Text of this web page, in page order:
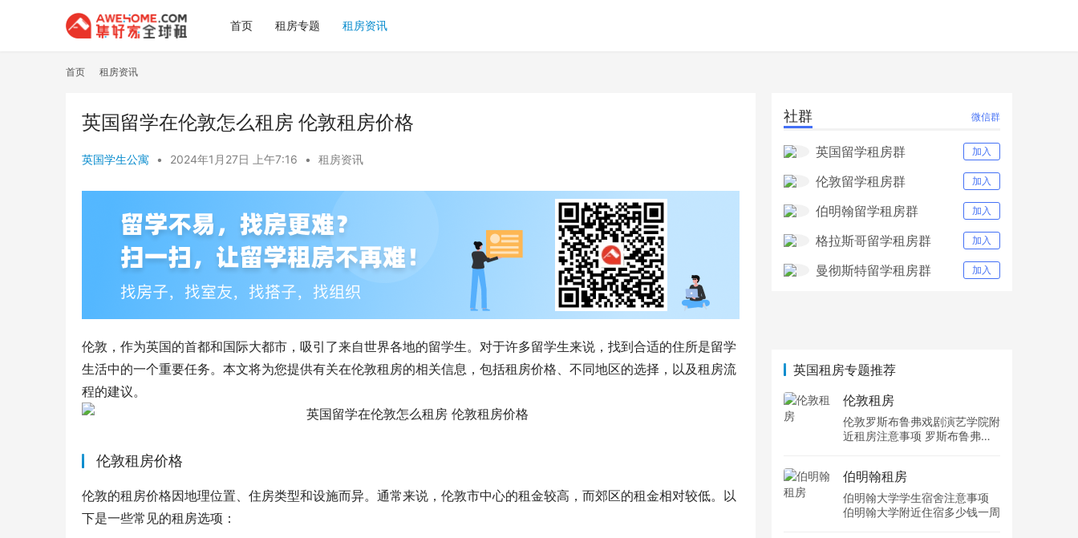
首页 租房专题 租房资讯
首页 租房资讯
英国留学在伦敦怎么租房 伦敦租房价格
英国学生公寓 • 2024年1月27日 上午7:16 • 租房资讯
伦敦，作为英国的首都和国际大都市，吸引了来自世界各地的留学生。对于许多留学生来说，找到合适的住所是留学
生活中的一个重要任务。本文将为您提供有关在伦敦租房的相关信息，包括租房价格、不同地区的选择，以及租房流
程的建议。
伦敦租房价格
伦敦的租房价格因地理位置、住房类型和设施而异。通常来说，伦敦市中心的租金较高，而郊区的租金相对较低。以
下是一些常见的租房选项：
社群 微信群
英国留学租房群 加入
伦敦留学租房群 加入
伯明翰留学租房群 加入
格拉斯哥留学租房群 加入
曼彻斯特留学租房群 加入
英国租房专题推荐
伦敦租房
伦敦罗斯布鲁弗戏剧演艺学院附
近租房注意事项 罗斯布鲁弗戏
伯明翰租房
伯明翰大学学生宿舍注意事项
伯明翰大学附近住宿多少钱一周